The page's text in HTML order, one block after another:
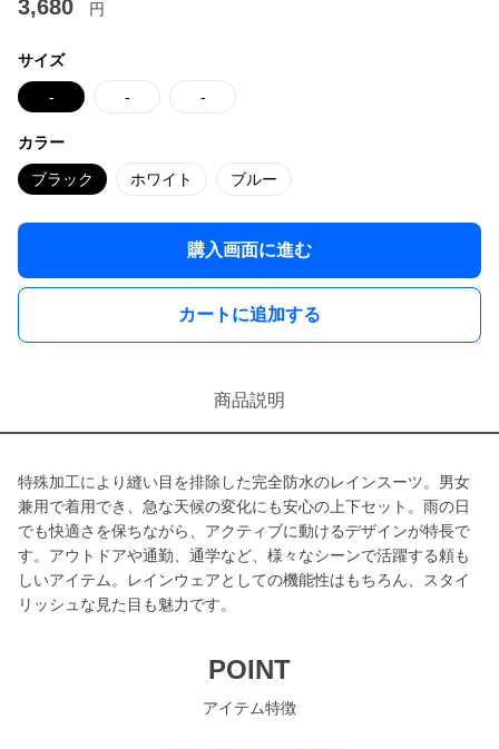
3,680 円
サイズ
- - -
カラー
ブラック ホワイト ブルー
購入画面に進む
カートに追加する
商品説明
特殊加工により縫い目を排除した完全防水のレインスーツ。男女
兼用で着用でき、急な天候の変化にも安心の上下セット。雨の日
でも快適さを保ちながら、アクティブに動けるデザインが特長で
す。アウトドアや通勤、通学など、様々なシーンで活躍する頼も
しいアイテム。レインウェアとしての機能性はもちろん、スタイ
リッシュな見た目も魅力です。
POINT
アイテム特徴